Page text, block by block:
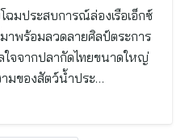
ฉมประสบการณ์ล่องเรือเอ็กซ์
าพร้อมลวดลายศิลป์ตระการ
จจากปลากัดไทยขนาดใหญ่
ามของสัตว์น้ำประ…